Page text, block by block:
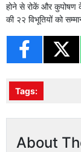
होने से रोकें और कुपोषण
की २२ विभूतियों को
Tags:
About